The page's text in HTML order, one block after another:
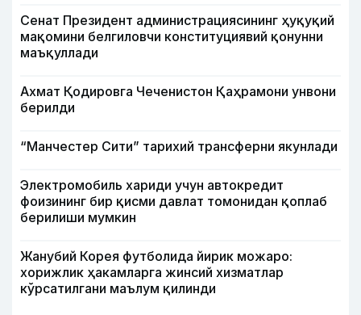
Сенат Президент администрациясининг ҳуқуқий
мақомини белгиловчи конституциявий қонунни
маъқуллади
Ахмат Қодировга Чеченистон Қаҳрамони унвони
берилди
“Манчестер Сити” тарихий трансферни якунлади
Электромобиль хариди учун автокредит
фоизининг бир қисми давлат томонидан қоплаб
берилиши мумкин
Жанубий Корея футболида йирик можаро:
хорижлик ҳакамларга жинсий хизматлар
кўрсатилгани маълум қилинди